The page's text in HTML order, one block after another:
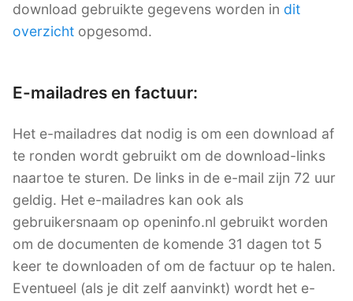
download gebruikte gegevens worden in dit
overzicht opgesomd.
E-mailadres en factuur:
Het e-mailadres dat nodig is om een download af
te ronden wordt gebruikt om de download-links
naartoe te sturen. De links in de e-mail zijn 72 uur
geldig. Het e-mailadres kan ook als
gebruikersnaam op openinfo.nl gebruikt worden
om de documenten de komende 31 dagen tot 5
keer te downloaden of om de factuur op te halen.
Eventueel (als je dit zelf aanvinkt) wordt het e-